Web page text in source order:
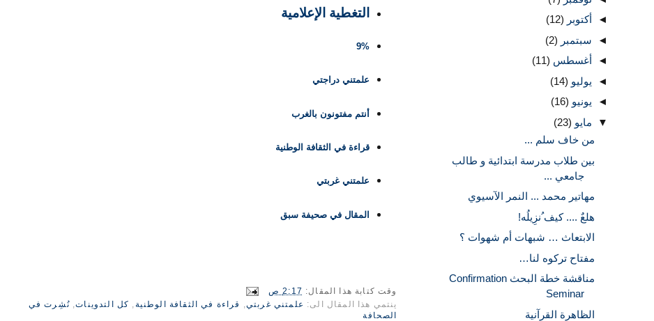
التغطية الإعلامية
9%
علمتني دراجتي
أنتم مفتونون بالغرب
قراءة في الثقافة الوطنية
علمتني غربتي
المقال في صحيفة سبق
وقت كتابة هذا المقال: 2:17 ص
ينتمي هذا المقال الى: علمتني غربتي قراءة في الثقافة الوطنية كل التدوينات,نُشِرت في
الصحافة
◄ أكتوبر (12)
◄ سبتمبر (2)
◄ أغسطس (11)
◄ يوليو (14)
◄ يونيو (16)
▼ مايو (23)
من خاف سلم ...
بين طلاب مدرسة ابتدائية و طالب
جامعي ...
مهاتير محمد ... النمر الآسيوي
هلعٌ .... كيف ُنزِيلُه!
الابتعاث … شبهات أم شهوات ؟
مفتاح تركوه لنا…
مناقشة خطة البحث Confirmation
Seminar
الظاهرة القرآنية